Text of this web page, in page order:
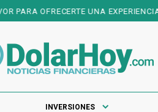
EXPERIENCIA DE INVERSIONES
INVERSIONES